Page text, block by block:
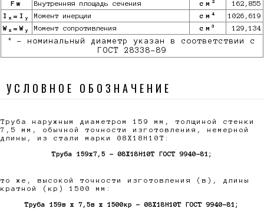
Fw
Внутренняя площадь сечения см 2
162,855
I x =I y Момент инерции см 4
1026,619
W x =W y Момент сопротивления см 3 129,134
*
- номинальный диаметр указан в соответствии с
ГОСТ 28338-89
УСЛОВНОЕ ОБОЗНАЧЕНИЕ
Труба наружным диаметром 159 мм, толщиной стенки
7,5 мм, обычной точности изготовления, немерной
длины, из стали марки 08Х18Н10Т:
Труба 159х7,5 - 08Х18Н10Т ГОСТ 9940-81;
то же, высокой точности изготовления (в), длины
кратной (кр) 1500 мм:
Труба 159в х 7,5в х 1500кр - 08Х18Н10Т ГОСТ 9940-81;